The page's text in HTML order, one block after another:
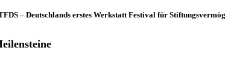
– Deutschlands erstes Werkstatt Festival für